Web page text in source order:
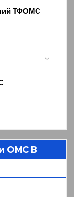
ТФОМС
ОМС В